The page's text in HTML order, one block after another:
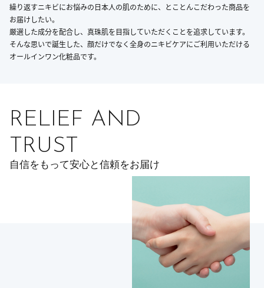
繰り返すニキビにお悩みの日本人の肌のために、とことんこだわった商品を
お届けしたい。
厳選した成分を配合し、真珠肌を目指していただくことを追求しています。
そんな思いで誕生した、顔だけでなく全身のニキビケアにご利用いただける
オールインワン化粧品です。
RELIEF AND
TRUST
自信をもって安心と信頼をお届け